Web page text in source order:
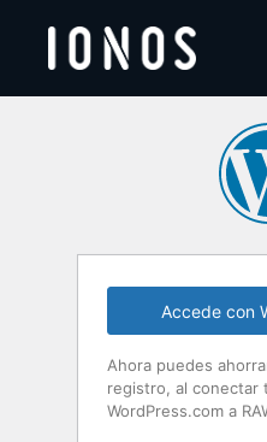
Accede con
Ahora puedes
registro, al conectar
WordPress.com a